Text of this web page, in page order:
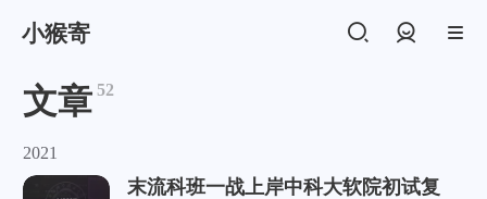
小猴寄
文章 52
2021
末流科班一战上岸中科大软院初试复